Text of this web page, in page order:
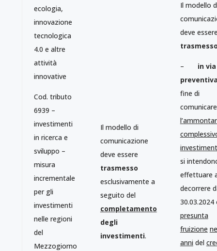
ecologia,
innovazione
tecnologica
4.0 e altre
attività
innovative
Cod. tributo
6939 –
investimenti
in ricerca e
sviluppo –
misura
incrementale
per gli
investimenti
nelle regioni
del
Mezzogiorno
Il modello di
comunicazione
deve essere
trasmesso
esclusivamente a
seguito del
completamento
degli
investimenti.
Il modello
deve
– in via
fine di
comunicare
si
effettuare
decorrere
30.03.2024
presunta
fruizione
annidel